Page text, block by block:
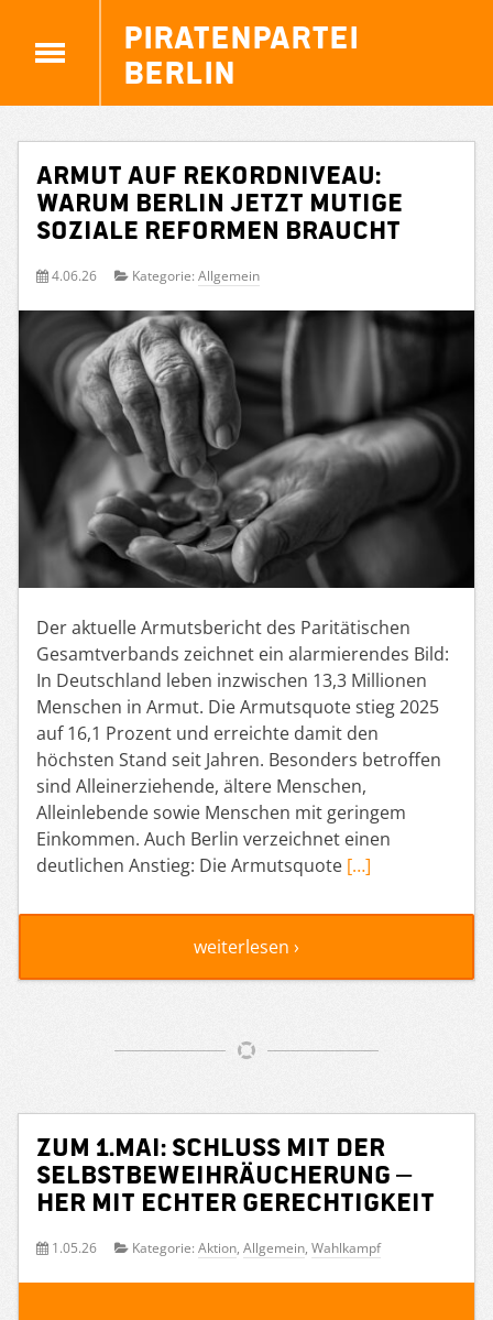
Piratenpartei
Berlin
Armut auf Rekordniveau:
Warum Berlin jetzt mutige
soziale Reformen braucht
4.06.26 Kategorie: Allgemein
Der aktuelle Armutsbericht des Paritätischen
Gesamtverbands zeichnet ein alarmierendes Bild:
In Deutschland leben inzwischen 13,3 Millionen
Menschen in Armut. Die Armutsquote stieg 2025
auf 16,1 Prozent und erreichte damit den
höchsten Stand seit Jahren. Besonders betroffen
sind Alleinerziehende, ältere Menschen,
Alleinlebende sowie Menschen mit geringem
Einkommen. Auch Berlin verzeichnet einen
deutlichen Anstieg: Die Armutsquote […]
weiterlesen ›
Zum 1.Mai: Schluss mit der
Selbstbeweihräucherung –
her mit echter Gerechtigkeit
1.05.26 Kategorie: Aktion, Allgemein, Wahlkampf